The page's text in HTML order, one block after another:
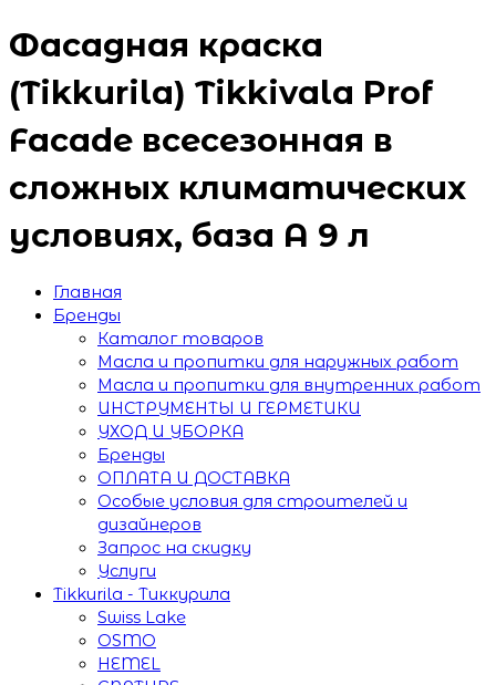
Фасадная краска
(Tikkurila) Tikkivala Prof
Facade всесезонная в
сложных климатических
условиях, база A 9 л
Главная
Бренды
Каталог товаров
Масла и пропитки для наружных работ
Масла и пропитки для внутренних работ
ИНСТРУМЕНТЫ И ГЕРМЕТИКИ
УХОД И УБОРКА
Бренды
ОПЛАТА И ДОСТАВКА
Особые условия для строителей и
дизайнеров
Запрос на скидку
Услуги
Tikkurila - Тиккурила
Swiss Lake
OSMO
HEMEL